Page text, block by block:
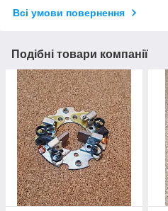
Всі умови повернення
Подібні товари компанії